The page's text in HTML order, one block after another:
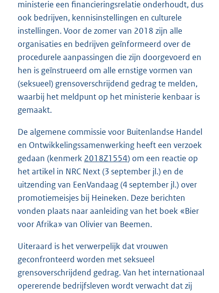
ministerie een financieringsrelatie onderhoudt, dus
ook bedrijven, kennisinstellingen en culturele
instellingen. Voor de zomer van 2018 zijn alle
organisaties en bedrijven geïnformeerd over de
procedurele aanpassingen die zijn doorgevoerd en
hen is geïnstrueerd om alle ernstige vormen van
(seksueel) grensoverschrijdend gedrag te melden,
waarbij het meldpunt op het ministerie kenbaar is
gemaakt.
De algemene commissie voor Buitenlandse Handel
en Ontwikkelingssamenwerking heeft een verzoek
gedaan (kenmerk 2018Z1554) om een reactie op
het artikel in NRC Next (3 september jl.) en de
uitzending van EenVandaag (4 september jl.) over
promotiemeisjes bij Heineken. Deze berichten
vonden plaats naar aanleiding van het boek «Bier
voor Afrika» van Olivier van Beemen.
Uiteraard is het verwerpelijk dat vrouwen
geconfronteerd worden met seksueel
grensoverschrijdend gedrag. Van het internationaal
opererende bedrijfsleven wordt verwacht dat zij